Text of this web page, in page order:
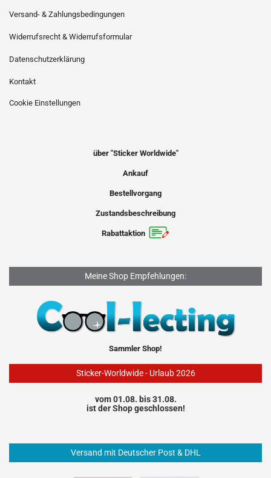
Versand- & Zahlungsbedingungen
Widerrufsrecht & Widerrufsformular
Datenschutzerklärung
Kontakt
Cookie Einstellungen
über "Sticker Worldwide"
Ankauf
Bestellvorgang
Zustandsbeschreibung
Rabattaktion
Meine Shop Empfehlungen:
Sammler Shop!
Sticker-Worldwide - Urlaub 2026
vom 01.08. bis 31.08.
ist der Shop geschlossen!
Versand mit Deutscher Post & DHL